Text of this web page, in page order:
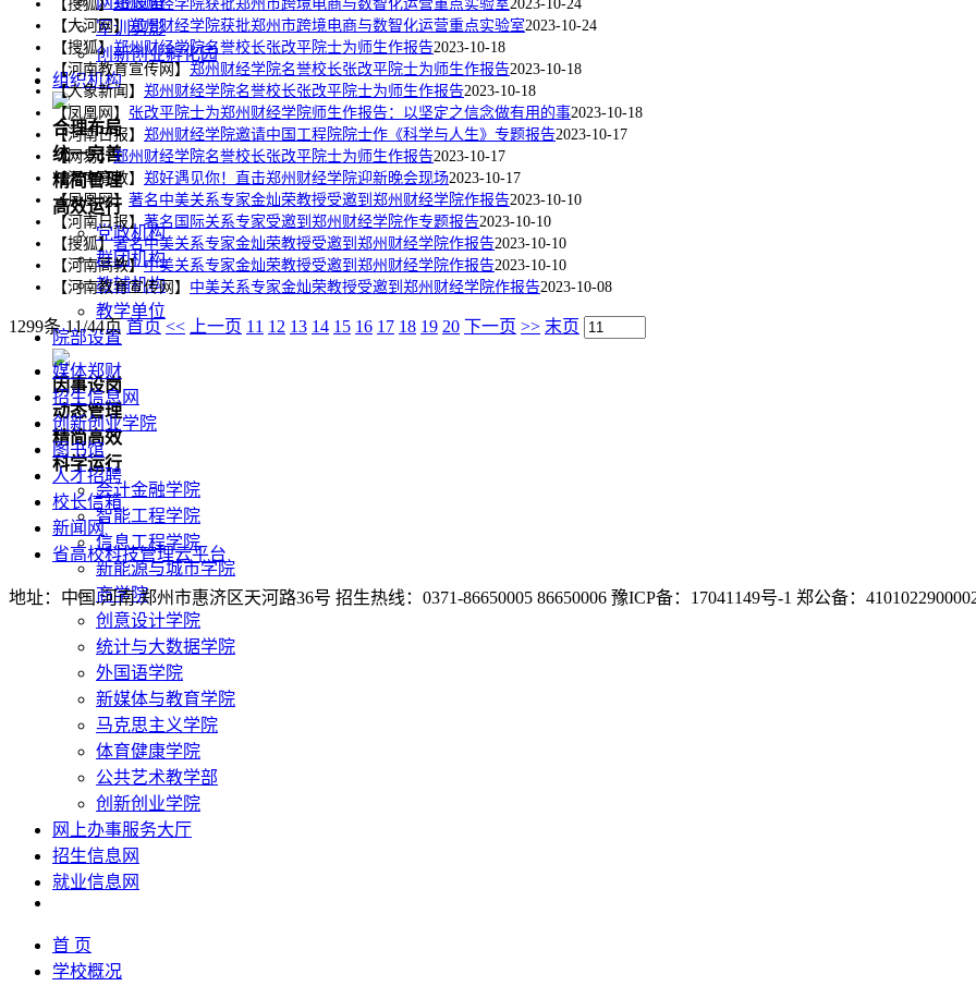
军训剪影
创新创业孵化园
组织机构
合理布局
统一完善
精简管理
高效运行
党政机构
群团机构
教辅机构
教学单位
院部设置
因事设岗
动态管理
精简高效
科学运行
会计金融学院
智能工程学院
信息工程学院
新能源与城市学院
商学院
创意设计学院
统计与大数据学院
外国语学院
新媒体与教育学院
马克思主义学院
体育健康学院
公共艺术教学部
创新创业学院
网上办事服务大厅
招生信息网
就业信息网
首 页
学校概况
【搜狐】 郑州财经学院获批郑州市跨境电商与数智化运营重点实验室2023-10-24
【大河网】郑州财经学院获批郑州市跨境电商与数智化运营重点实验室2023-10-24
【搜狐】郑州财经学院名誉校长张改平院士为师生作报告2023-10-18
【河南教育宣传网】 郑州财经学院名誉校长张改平院士为师生作报告2023-10-18
【大象新闻】 郑州财经学院名誉校长张改平院士为师生作报告2023-10-18
【凤凰网】 张改平院士为郑州财经学院师生作报告：以坚定之信念做有用的事2023-10-18
【河南日报】 郑州财经学院邀请中国工程院院士作《科学与人生》专题报告2023-10-17
【网易】郑州财经学院名誉校长张改平院士为师生作报告2023-10-17
【河南高教】 郑好遇见你！直击郑州财经学院迎新晚会现场2023-10-17
【凤凰网】 著名中美关系专家金灿荣教授受邀到郑州财经学院作报告2023-10-10
【河南日报】著名国际关系专家受邀到郑州财经学院作专题报告2023-10-10
【搜狐】著名中美关系专家金灿荣教授受邀到郑州财经学院作报告2023-10-10
【河南高教】中美关系专家金灿荣教授受邀到郑州财经学院作报告2023-10-10
【河南教育宣传网】 中美关系专家金灿荣教授受邀到郑州财经学院作报告2023-10-08
1299条 11/44页 首页 << 上一页 11 12 13 14 15 16 17 18 19 20 下一页 >> 末页
媒体郑财
招生信息网
创新创业学院
图书馆
人才招聘
校长信箱
新闻网
省高校科技管理云平台
地址：中国.河南.郑州市惠济区天河路36号 招生热线：0371-86650005 86650006 豫ICP备：17041149号-1 郑公备：